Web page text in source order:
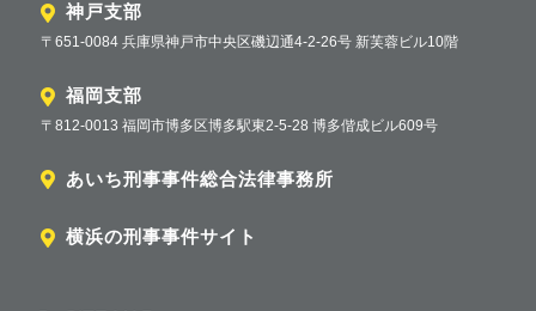
神戸支部
〒651-0084 兵庫県神戸市中央区磯辺通4-2-26号 新芙蓉ビル10階
福岡支部
〒812-0013 福岡市博多区博多駅東2-5-28 博多偕成ビル609号
あいち刑事事件総合法律事務所
横浜の刑事事件サイト